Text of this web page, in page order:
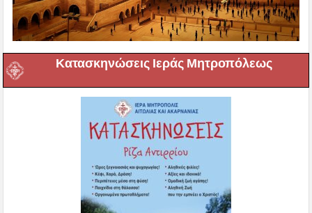
Κατασκηνώσεις Ιεράς Μητροπόλεως